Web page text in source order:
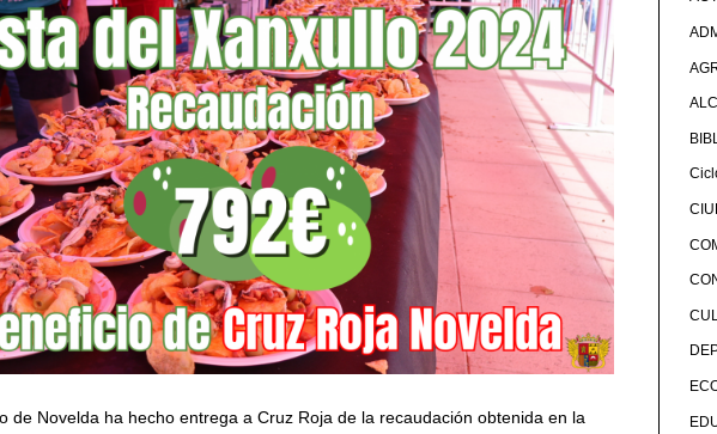
de Novelda ha hecho entrega a Cruz Roja de la recaudación obtenida en la